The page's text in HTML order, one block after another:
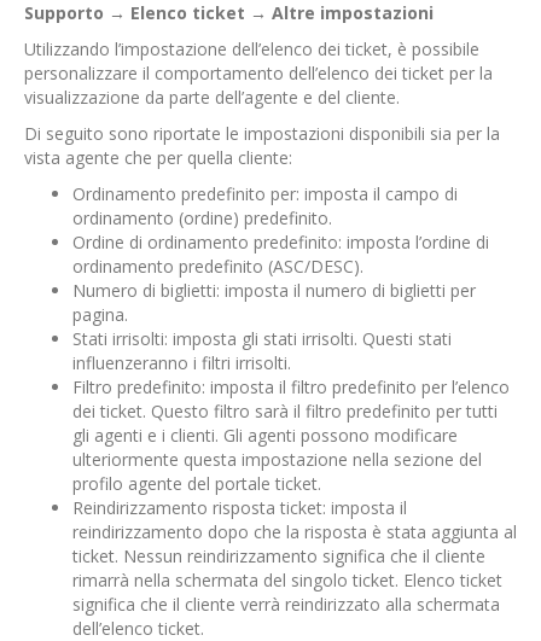
Supporto → Elenco ticket → Altre impostazioni
Utilizzando l’impostazione dell’elenco dei ticket, è possibile
personalizzare il comportamento dell’elenco dei ticket per la
visualizzazione da parte dell’agente e del cliente.
Di seguito sono riportate le impostazioni disponibili sia per la
vista agente che per quella cliente:
Ordinamento predefinito per: imposta il campo di
ordinamento (ordine) predefinito.
Ordine di ordinamento predefinito: imposta l’ordine di
ordinamento predefinito (ASC/DESC).
Numero di biglietti: imposta il numero di biglietti per
pagina.
Stati irrisolti: imposta gli stati irrisolti. Questi stati
influenzeranno i filtri irrisolti.
Filtro predefinito: imposta il filtro predefinito per l’elenco
dei ticket. Questo filtro sarà il filtro predefinito per tutti
gli agenti e i clienti. Gli agenti possono modificare
ulteriormente questa impostazione nella sezione del
profilo agente del portale ticket.
Reindirizzamento risposta ticket: imposta il
reindirizzamento dopo che la risposta è stata aggiunta al
ticket. Nessun reindirizzamento significa che il cliente
rimarrà nella schermata del singolo ticket. Elenco ticket
significa che il cliente verrà reindirizzato alla schermata
dell’elenco ticket.